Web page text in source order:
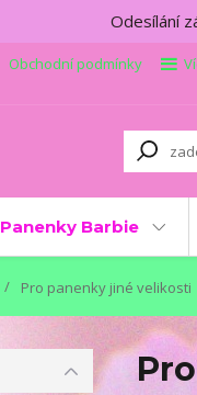
Odesílání
Obchodní podmínky
Panenky Barbie
Pro panenky jiné velikosti